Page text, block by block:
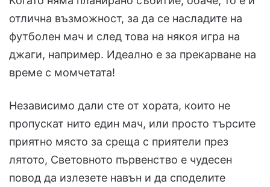
отлична възможност, за да се насладите на
футболен мач и след това на някоя игра на
джаги, например. Идеално е за прекарване на
време с момчетата!
Независимо дали сте от хората, които не
пропускат нито един мач, или просто търсите
приятно място за среща с приятели през
лятото, Световното първенство е чудесен
повод да излезете навън и да споделите